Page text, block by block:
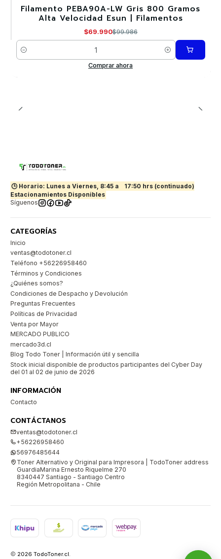
-30%
Filamento PEBA90A-LW Gris 800 Gramos
Alta Velocidad Esun | Filamentos
$69.990$99.986
Cantidad
Comprar ahora
🕒 Horario: Lunes a Viernes, 8:45 a
17:50 hrs (continuado)
Estacionamientos Disponibles
Síguenos
CATEGORÍAS
Inicio
ventas@todotoner.cl
Teléfono +56226958460
Términos y Condiciones
¿Quiénes somos?
Condiciones de Despacho y Devolución
Preguntas Frecuentes
Políticas de Privacidad
Venta por Mayor
MERCADO PUBLICO
mercado3d.cl
Blog Todo Toner | Información útil y sencilla
Stock inicial disponible de productos participantes del Cyber Day
del 01 al 02 de junio de 2026
INFORMACIÓN
Contacto
CONTÁCTANOS
ventas@todotoner.cl
+56226958460
56976485644
Toner Alternativo y Original para Impresora | TodoToner address
GuardiaMarina Ernesto Riquelme 270
8340447 Santiago - Santiago Centro
Región Metropolitana - Chile
2026 TodoToner.cl.